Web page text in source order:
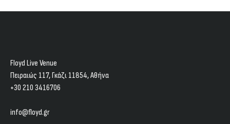
Floyd Live Venue
Πειραιώς 117, Γκάζι 11854, Aθήνα
+30 210 3416706
info@floyd.gr